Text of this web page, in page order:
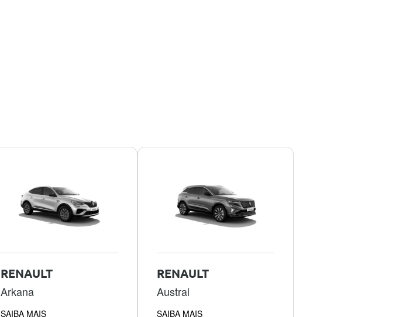
RENAULT
Arkana
SAIBA MAIS
RENAULT
Austral
SAIBA MAIS